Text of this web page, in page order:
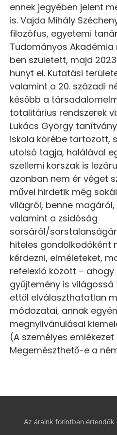
ennek jegyében jelent
is. Vajda Mihály
filozófus, egyetemi
Tudományos Akadémia
ben született, majd
hunyt el. Kutatási
valamint a 20. századi
később a
totalitárius rendszerek
Lukács György
iskola körébe tartozott,
utolsó tagja, halálával
szellemi korszak is
azonban nem ér véget
művei hirdetik még
világról, benne
valamint a zsidóság
sorsáról/
hiteles gondolkodóként
kérdezni, elméleteket,
refelexió között – ahogy
gyűjtemény is világossá
ettől elválaszthatatlan
módozatai, annak
megnyilvánulásai
(A személyes
Megemészthető-e a
Az áraink forintban